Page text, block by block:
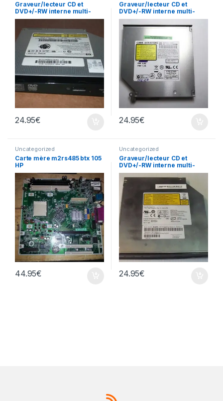
Graveur/lecteur CD et
DVD+/-RW interne multi-
recorder portable TS-L632
24.95€
Graveur/lecteur CD et
DVD+/-RW interne multi-
recorder portable DVR-
K16RS
24.95€
Uncategorized
Carte mère m2rs485 btx 105
HP
44.95€
Uncategorized
Graveur/lecteur CD et
DVD+/-RW interne multi-
recorder portable AD-7530A
24.95€